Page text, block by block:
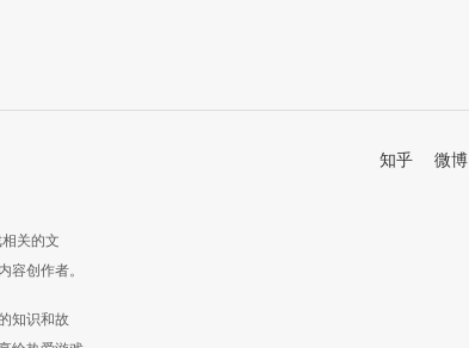
关的文
创作者。
知识和故
知乎 微博